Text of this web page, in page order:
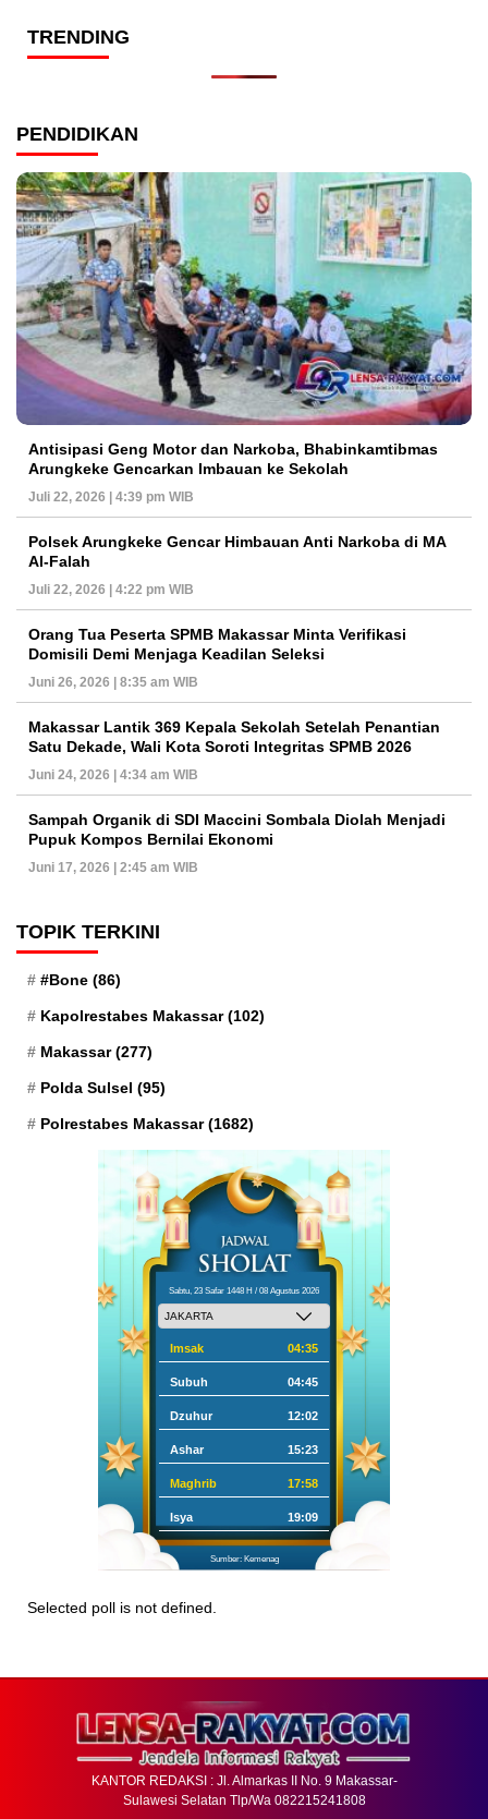
TRENDING
PENDIDIKAN
Antisipasi Geng Motor dan Narkoba, Bhabinkamtibmas
Arungkeke Gencarkan Imbauan ke Sekolah
Juli 22, 2026 | 4:39 pm WIB
Polsek Arungkeke Gencar Himbauan Anti Narkoba di MA
Al-Falah
Juli 22, 2026 | 4:22 pm WIB
Orang Tua Peserta SPMB Makassar Minta Verifikasi
Domisili Demi Menjaga Keadilan Seleksi
Juni 26, 2026 | 8:35 am WIB
Makassar Lantik 369 Kepala Sekolah Setelah Penantian
Satu Dekade, Wali Kota Soroti Integritas SPMB 2026
Juni 24, 2026 | 4:34 am WIB
Sampah Organik di SDI Maccini Sombala Diolah Menjadi
Pupuk Kompos Bernilai Ekonomi
Juni 17, 2026 | 2:45 am WIB
TOPIK TERKINI
#Bone (86)
Kapolrestabes Makassar(102)
Makassar(277)
Polda Sulsel (95)
Polrestabes Makassar(1682)
Sabtu, 23 Safar 1448 H / 08 Agustus 2026
Imsak 04:35
Subuh 04:45
Dzuhur 12:02
Ashar 15:23
Maghrib 17:58
Isya 19:09
Sumber: Kemenag
Selected poll is not defined.
KANTOR REDAKSI : Jl. Almarkas II No. 9 Makassar-
Sulawesi Selatan Tlp/Wa 082215241808